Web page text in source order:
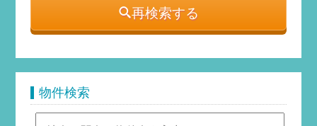
再検索する
物件検索